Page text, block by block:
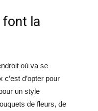
font la
où va se
d’opter pour
un style
de fleurs, de